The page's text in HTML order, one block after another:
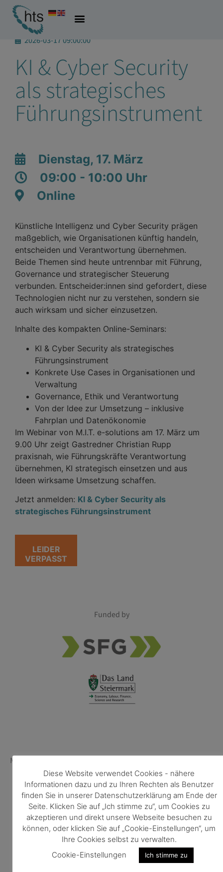
2026-03-17 09:00:00
KI & Cyber Security
als strategisches
Führungsinstrument
Dienstag, 17. März
09:00 - 10:00 Uhr
Online
Künstliche Intelligenz und Cyber Security prägen
maßgeblich, wie Organisationen künftig handeln,
entscheiden und Verantwortung übernehmen.
Beide Themen sind heute untrennbar mit Führung,
Governance und strategischer Steuerung
verbunden. Entscheider:innen sind gefordert, diese
Technologien nicht nur zu verstehen, sondern sie
auch wirksam und sicher einzusetzen.
Inhalte des kompakten Online-Seminars:
KI & Cyber Security als strategisches
Führungsinstrument
Konkrete Use Cases in Organisationen und
Verwaltung
Governance, Ethik und Verantwortung
Von der Idee zur Umsetzung – inklusive
Fahrplan und Datenökonomie
Im Webinar von M.I.T. e-solutions am 17. März um
9.00 Uhr zeigt Gastredner Christian Rupp
praxisnah, wie Führungskräfte Verantwortung
übernehmen, KI strategisch einsetzen und aus
Ideen wirksame Umsetzung schaffen.
Jetzt anmelden: KI & Cyber Security als
strategisches Führungsinstrument
LEIDER
VERPASST
Funded by
Member of
Powered by
Diese Website verwendet Cookies - nähere
Informationen dazu und zu Ihren Rechten als Benutzer
finden Sie in unserer Datenschutzerklärung am Ende der
Seite. Klicken Sie auf „Ich stimme zu“, um Cookies zu
akzeptieren und direkt unsere Webseite besuchen zu
können, oder klicken Sie auf „Cookie-Einstellungen“, um
Ihre Cookies selbst zu verwalten.
Cookie-Einstellungen
Ich stimme zu